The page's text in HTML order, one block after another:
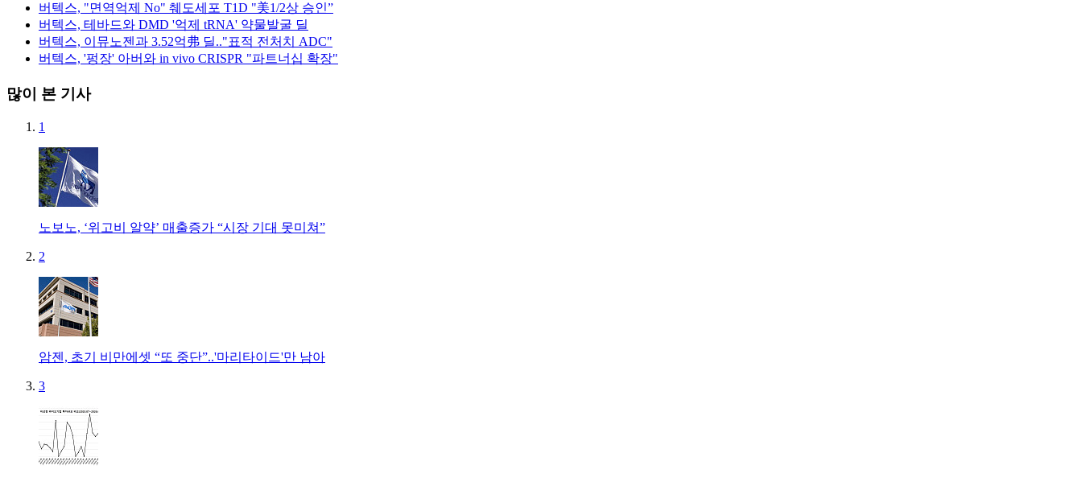
버텍스, "면역억제 No" 췌도세포 T1D "美1/2상 승인”
버텍스, 테바드와 DMD '억제 tRNA' 약물발굴 딜
버텍스, 이뮤노젠과 3.52억弗 딜.."표적 전처치 ADC"
버텍스, '펑장' 아버와 in vivo CRISPR "파트너십 확장"
많이 본 기사
1
노보노, ‘위고비 알약’ 매출증가 “시장 기대 못미쳐”
2
암젠, 초기 비만에셋 “또 중단”..'마리타이드'만 남아
3